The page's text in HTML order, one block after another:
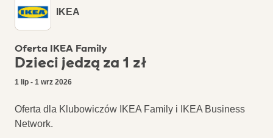
IKEA
Oferta IKEA Family
Dzieci jedzą za 1 zł
1 lip - 1 wrz 2026
Oferta dla Klubowiczów IKEA Family i IKEA Business
Network.